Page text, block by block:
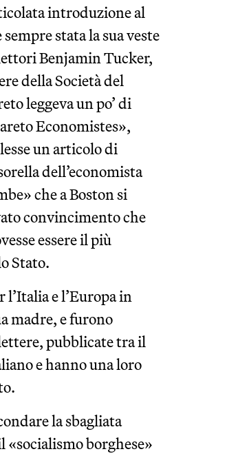
introduzione al
stata la sua veste
Benjamin Tucker,
della Società del
leggeva un po’ di
Economistes»,
un articolo di
dell’economista
che a Boston si
convincimento che
essere il più
Stato.
e l’Europa in
madre, e furono
pubblicate tra il
e hanno una loro
la sbagliata
borghese»